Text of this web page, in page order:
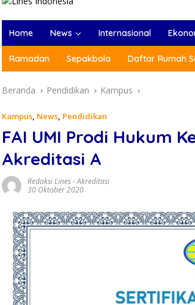
Home News Internasional
Ramadan Sepakbola Daftar Rumah
Beranda Pendidikan Kampus
Kampus, News, Pendidikan
FAI UMI Prodi Hukum
Akreditasi A
Redaksi Lines-Akreditasi
30 Oktober 2020